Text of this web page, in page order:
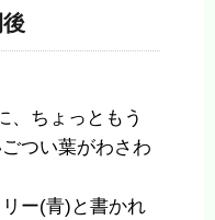
、ちょっともう
つい葉がわさわ
ー(青)と書かれ